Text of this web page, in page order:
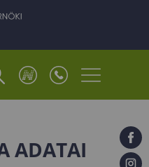
ADATAI